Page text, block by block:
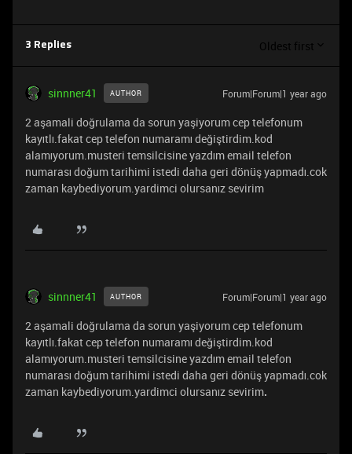
3 Replies Oldest first
sinnner41 AUTHOR Forum|Forum|1 year ago
2 aşamali doğrulama da sorun yaşiyorum cep telefonum
kayıtlı.fakat cep telefon numaramı değiştirdim.kod
alamıyorum.musteri temsilcisine yazdım email telefon
numarası doğum tarihimi istedi daha geri dönüş yapmadı.cok
zaman kaybediyorum.yardimci olursanız sevirim
sinnner41 AUTHOR Forum|Forum|1 year ago
2 aşamali doğrulama da sorun yaşiyorum cep telefonum
kayıtlı.fakat cep telefon numaramı değiştirdim.kod
alamıyorum.musteri temsilcisine yazdım email telefon
numarası doğum tarihimi istedi daha geri dönüş yapmadı.cok
zaman kaybediyorum.yardimci olursanız sevirim.